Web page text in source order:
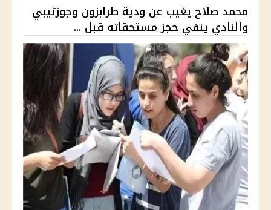
محمد صلاح يغيب عن ودية طرابزون وجوزتيبي
والنادي ينفي حجز مستحقاته قبل ...